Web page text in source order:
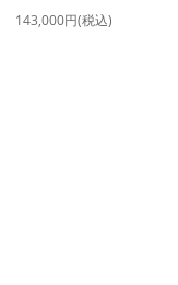
143,000円(税込)